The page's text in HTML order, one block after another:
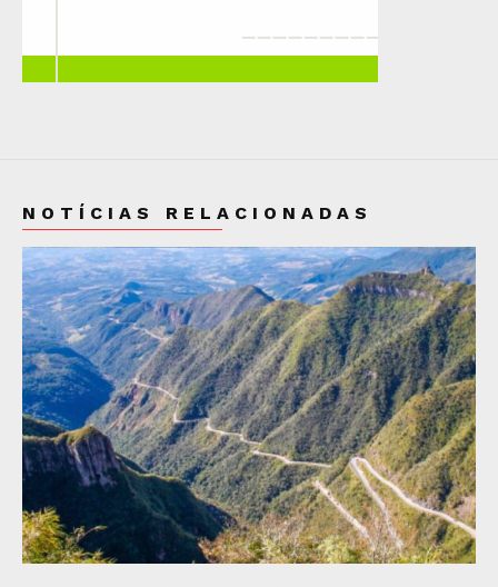
NOTÍCIAS RELACIONADAS